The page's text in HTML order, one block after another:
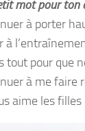
mot pour ton
à porter
à
tout pour que
à me faire
aime les filles